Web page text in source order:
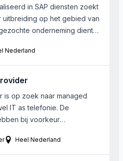
in SAP diensten zoekt
uitbreiding op het gebied van
onderneming dient
onderneming.
Nederland
is op zoek naar managed
IT as telefonie. De
bij voorkeur
is van ondergeschikt
Heel Nederland